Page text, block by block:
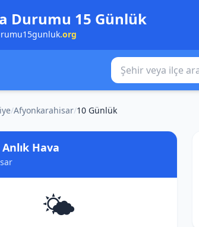
Durumu 15 Günlük
.org
Şehir veya ilçe ara
/Afyonkarahisar/10 Günlük
Hava
🌤️